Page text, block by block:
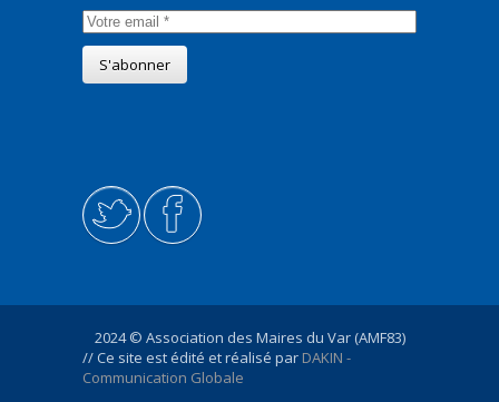
2024 © Association des Maires du Var (AMF83)
// Ce site est édité et réalisé par DAKIN -
Communication Globale